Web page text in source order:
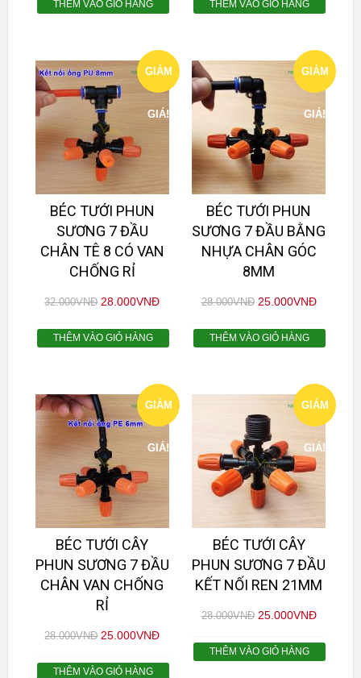
THÊM VÀO GIỎ HÀNG THÊM VÀO GIỎ HÀNG
GIẢM
GIÁ!
BÉC TƯỚI PHUN
SƯƠNG 7 ĐẦU
CHÂN TÊ 8 CÓ VAN
CHỐNG RỈ
32.000VNĐ 28.000VNĐ
THÊM VÀO GIỎ HÀNG
GIẢM
GIÁ!
BÉC TƯỚI PHUN
SƯƠNG 7 ĐẦU BẰNG
NHỰA CHÂN GÓC
8MM
28.000VNĐ 25.000VNĐ
THÊM VÀO GIỎ HÀNG
GIẢM
GIÁ!
BÉC TƯỚI CÂY
PHUN SƯƠNG 7 ĐẦU
CHÂN VAN CHỐNG
RỈ
28.000VNĐ 25.000VNĐ
THÊM VÀO GIỎ HÀNG
GIẢM
GIÁ!
BÉC TƯỚI CÂY
PHUN SƯƠNG 7 ĐẦU
KẾT NỐI REN 21MM
28.000VNĐ 25.000VNĐ
THÊM VÀO GIỎ HÀNG